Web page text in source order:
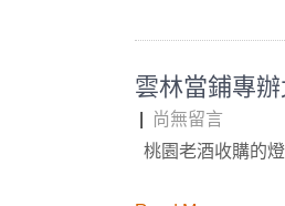
雲林當鋪專
尚無留言
桃園老酒收購的